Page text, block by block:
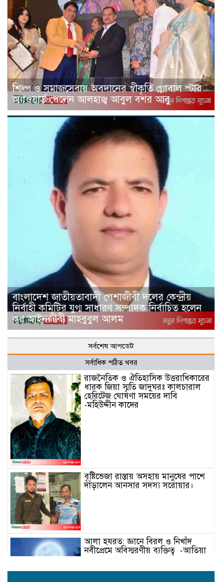
শিল্প ও সমাজসেবায় অবদানের স্বীকৃতি গ্লোবাল স্টার
অ্যাওয়ার্ড পেলেন আলহাজ্ব আবুল বশর আবু
বাংলাদেশ জাতীয়তাবাদী পেশাজীবী দলের কেন্দ্রীয়
নির্বাহী কমিটির যুগ্ম সাধারণ সম্পাদক নির্বাচিত হলেন
কর আইনজীবী মাহবুবুল আলম
সর্বশেষ আপডেট
সর্বাধিক পঠিত খবর
রাজনৈতিক ও ঐতিহাসিক উত্তরাধিকারের
ধারক জিয়া স্মৃতি জাদুঘরঃ কালচারাল
হেরিটেজ ঘোষণা সময়ের দাবি
-মহিউদ্দীন কাদের
বৃষ্টিভেজা রাস্তায় অসহায় মানুষের পাশে
দাঁড়ালেন আনসার সদস্য সরোয়ার।
আলা হযরত: জ্ঞানে বিরল ও নিখাঁদ
নবীপ্রেমে অবিস্মরণীয় ব্যক্তিত্ব -আতিয়া
নুর আফরা